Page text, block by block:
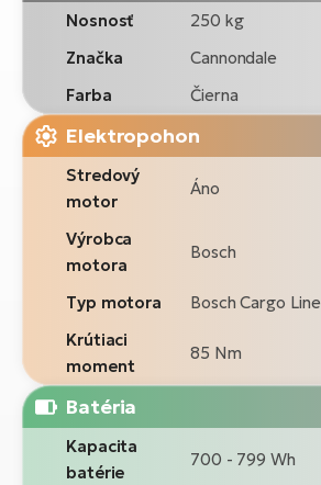
Nosnosť
250 kg
Značka
Cannondale
Farba
Čierna
Elektropohon
Stredový
motor
Áno
Výrobca
motora
Bosch
Typ motora
Bosch Cargo Line
Krútiaci
moment
85 Nm
Batéria
Kapacita
batérie
700 - 799 Wh